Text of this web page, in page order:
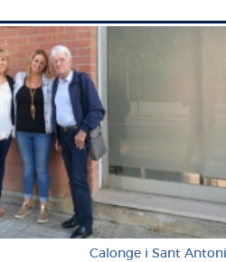
Calonge i Sant Antoni